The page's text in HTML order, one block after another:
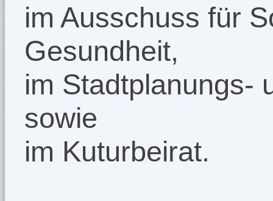
im Ausschuss für
Gesundheit,
im Stadtplanungs-
sowie
im Kuturbeirat.